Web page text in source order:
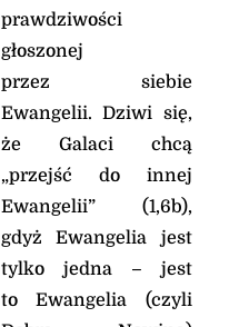
prawdziwości
głoszonej
przez siebie
Ewangelii. Dziwi się,
że Galaci chcą
„przejść do innej
Ewangelii” (1,6b),
gdyż Ewangelia jest
tylko jedna – jest
to Ewangelia (czyli